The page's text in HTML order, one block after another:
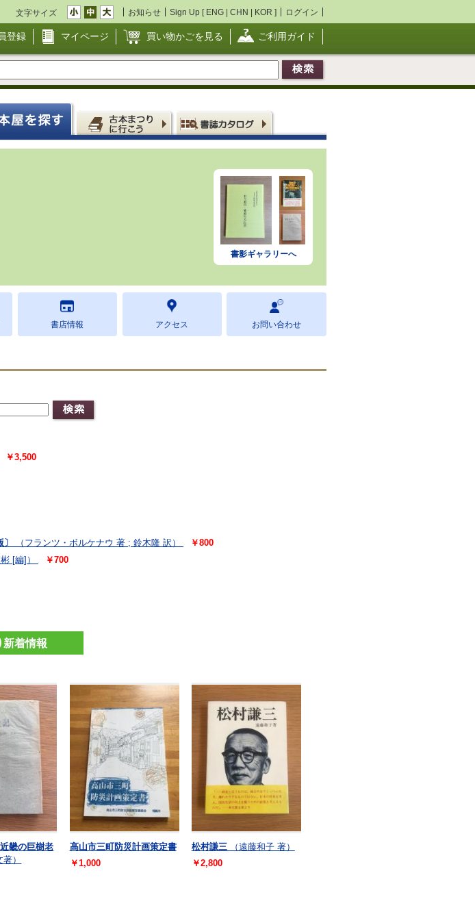
文字サイズ お知らせ Sign Up [ ENG | CHN | KOR ] ログイン
登録 マイページ 買い物かごを見る ご利用ガイド
書影ギャラリーへ
書店情報 アクセス お問い合わせ
￥3,500
（フランツ・ボルケナウ 著 ; 鈴木隆 訳）
￥800
[編]）
￥700
新着情報
畿の巨樹老
）
高山市三町防災計画策定書
￥1,000
松村謙三
（遠藤和子 著）
￥2,800